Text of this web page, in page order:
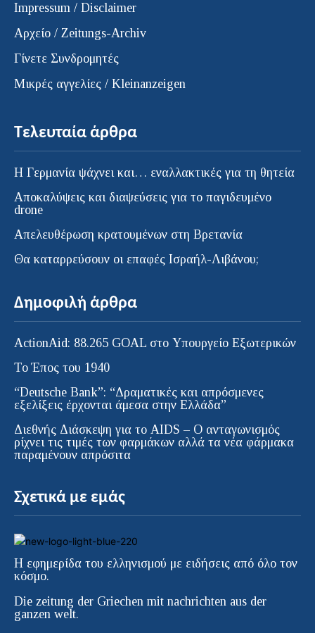
Impressum / Disclaimer
Αρχείο / Zeitungs-Archiv
Γίνετε Συνδρομητές
Μικρές αγγελίες / Kleinanzeigen
Τελευταία άρθρα
H Γερμανία ψάχνει και… εναλλακτικές για τη θητεία
Αποκαλύψεις και διαψεύσεις για το παγιδευμένο
drone
Απελευθέρωση κρατουμένων στη Βρετανία
Θα καταρρεύσουν οι επαφές Ισραήλ-Λιβάνου;
Δημοφιλή άρθρα
ActionAid: 88.265 GOAL στο Υπουργείο Εξωτερικών
Το Έπος του 1940
“Deutsche Bank”: “Δραματικές και απρόσμενες
εξελίξεις έρχονται άμεσα στην Ελλάδα”
Διεθνής Διάσκεψη για το AIDS – Ο ανταγωνισμός
ρίχνει τις τιμές των φαρμάκων αλλά τα νέα φάρμακα
παραμένουν απρόσιτα
Σχετικά με εμάς
Η εφημερίδα του ελληνισμού με ειδήσεις από όλο τον
κόσμο.
Die zeitung der Griechen mit nachrichten aus der
ganzen welt.